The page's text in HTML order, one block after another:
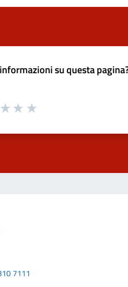
su questa
7111